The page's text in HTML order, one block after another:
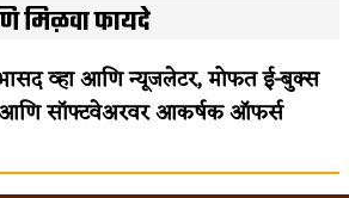
मिळवा फायदे
व्हा आणि न्यूजलेटर, मोफत ई-बुक्स
सॉफ्टवेअरवर आकर्षक ऑफर्स